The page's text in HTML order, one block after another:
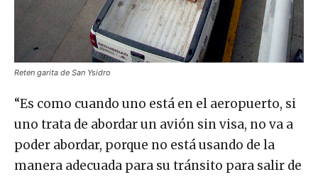
Reten garita de San Ysidro
“Es como cuando uno está en el aeropuerto, si
uno trata de abordar un avión sin visa, no va a
poder abordar, porque no está usando de la
manera adecuada para su tránsito para salir de